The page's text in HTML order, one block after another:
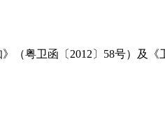
粤卫函〔2012〕58号）及《